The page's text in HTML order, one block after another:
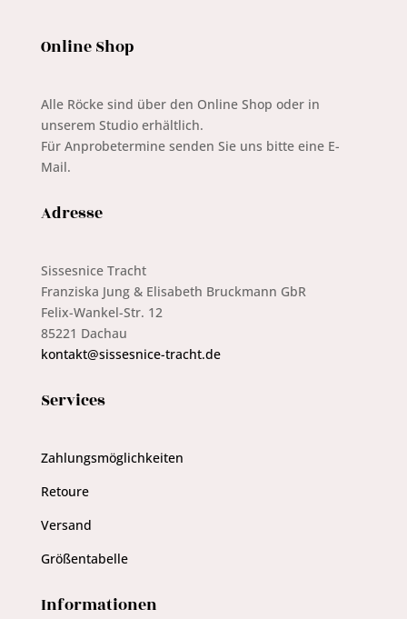
Online Shop
Alle Röcke sind über den Online Shop oder in
unserem Studio erhältlich.
Für Anprobetermine senden Sie uns bitte eine E-
Mail.
Adresse
Sissesnice Tracht
Franziska Jung & Elisabeth Bruckmann GbR
Felix-Wankel-Str. 12
85221 Dachau
kontakt@sissesnice-tracht.de
Services
Zahlungsmöglichkeiten
Retoure
Versand
Größentabelle
Informationen